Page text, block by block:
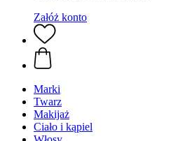
Załóż konto
Marki
Twarz
Makijaż
Ciało i kąpiel